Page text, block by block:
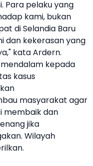
Para pelaku yang
kami, bukan
di Selandia Baru
dan kekerasan yang
kata Ardern.
kepada
kasus
masyarakat agar
membaik dan
jika
Wilayah